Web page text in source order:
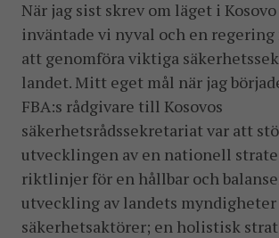
När jag sist skrev om läget i
inväntade vi nyval och en regering
att genomföra viktiga
landet. Mitt eget mål när jag
FBA:s rådgivare till Kosovos
säkerhetsrådssekretariat var att
utvecklingen av en nationell
riktlinjer för en hållbar och
utveckling av landets
säkerhetsaktörer; en holistisk